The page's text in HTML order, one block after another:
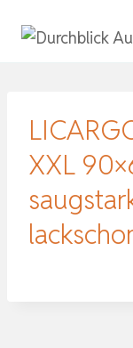
Inhalt
XXL